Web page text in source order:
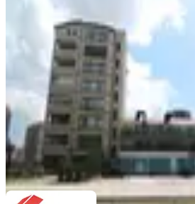
Kurumsal Kiralık
Ankara, Çankaya
5+ Oda ·520 m²
225.000 ₺ 245.000 ₺
ODA GAYRİMENKUL SELAHATTİN
Ara